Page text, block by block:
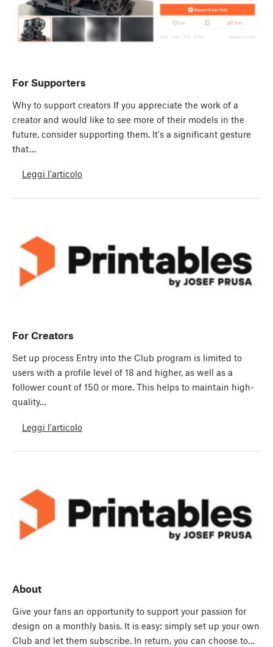
For Supporters
Why to support creators If you appreciate the work of a
creator and would like to see more of their models in the
future, consider supporting them. It's a significant gesture
that…
Leggi l'articolo
For Creators
Set up process Entry into the Club program is limited to
users with a profile level of 18 and higher, as well as a
follower count of 150 or more. This helps to maintain high-
quality…
Leggi l'articolo
About
Give your fans an opportunity to support your passion for
design on a monthly basis. It is easy: simply set up your own
Club and let them subscribe. In return, you can choose to…